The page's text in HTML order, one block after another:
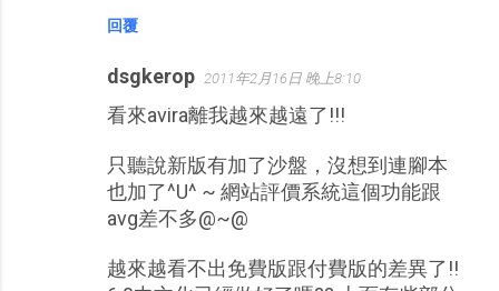
回覆
dsgkerop 2011年2月16日 晚上8:10
看來avira離我越來越遠了!!!
只聽說新版有加了沙盤，沒想到連腳本
也加了^U^ ~ 網站評價系統這個功能跟
avg差不多@~@
越來越看不出免費版跟付費版的差異了!!